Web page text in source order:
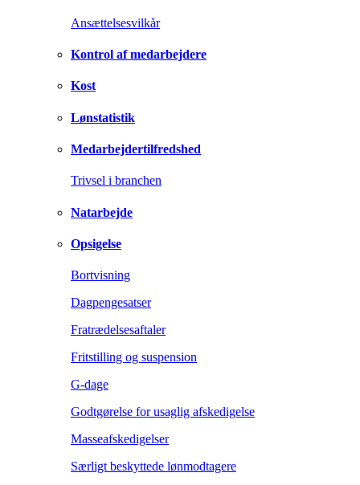
Ansættelsesvilkår
Kontrol af medarbejdere
Kost
Lønstatistik
Medarbejdertilfredshed
Trivsel i branchen
Natarbejde
Opsigelse
Bortvisning
Dagpengesatser
Fratrædelsesaftaler
Fritstilling og suspension
G-dage
Godtgørelse for usaglig afskedigelse
Masseafskedigelser
Særligt beskyttede lønmodtagere